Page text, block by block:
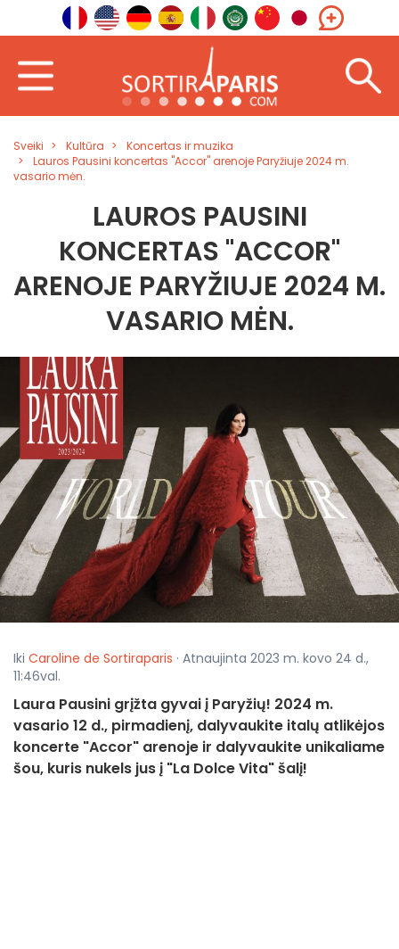
Sveiki Kultūra
Koncertas ir muzika
Lauros Pausini koncertas "Accor" arenoje Paryžiuje 2024 m.
vasario mėn.
LAUROS PAUSINI
KONCERTAS "ACCOR"
ARENOJE PARYŽIUJE 2024 M.
VASARIO MĖN.
Iki Caroline de Sortiraparis · Atnaujinta 2023 m. kovo 24 d.,
11:46val.
Laura Pausini grįžta gyvai į Paryžių! 2024 m.
vasario 12 d., pirmadienį, dalyvaukite italų atlikėjos
koncerte "Accor" arenoje ir dalyvaukite unikaliame
šou, kuris nukels jus į "La Dolce Vita" šalį!